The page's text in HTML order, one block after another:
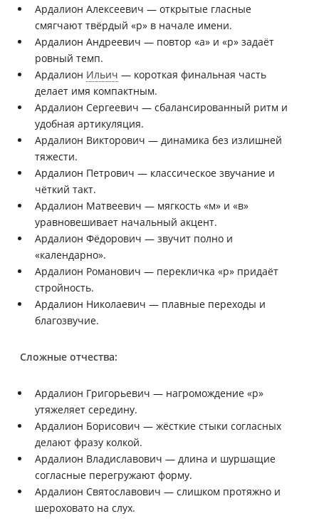
Ардалион Алексеевич — открытые гласные
смягчают твёрдый «р» в начале имени.
Ардалион Андреевич — повтор «а» и «р» задаёт
ровный темп.
Ардалион Ильич — короткая финальная часть
делает имя компактным.
Ардалион Сергеевич — сбалансированный ритм и
удобная артикуляция.
Ардалион Викторович — динамика без излишней
тяжести.
Ардалион Петрович — классическое звучание и
чёткий такт.
Ардалион Матвеевич — мягкость «м» и «в»
уравновешивает начальный акцент.
Ардалион Фёдорович — звучит полно и
«календарно».
Ардалион Романович — перекличка «р» придаёт
стройность.
Ардалион Николаевич — плавные переходы и
благозвучие.
Сложные отчества:
Ардалион Григорьевич — нагромождение «р»
утяжеляет середину.
Ардалион Борисович — жёсткие стыки согласных
делают фразу колкой.
Ардалион Владиславович — длина и шуршащие
согласные перегружают форму.
Ардалион Святославович — слишком протяжно и
шероховато на слух.